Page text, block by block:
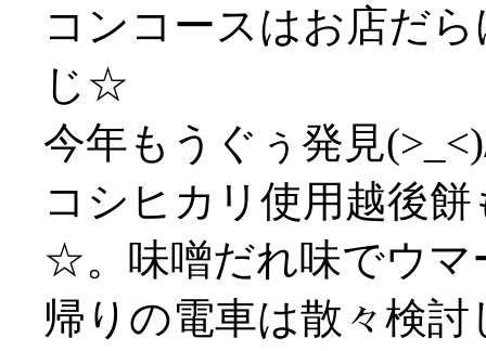
コンコースはお店だ
じ☆
今年もうぐぅ発見
コシヒカリ使用越後
☆。味噌だれ味でウマ
帰りの電車は散々検